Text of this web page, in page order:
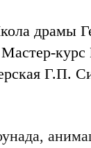
драмы
курс
Г.П.